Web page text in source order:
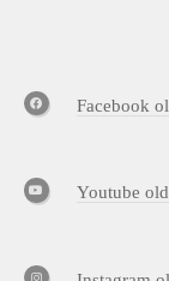
Facebook
Youtube